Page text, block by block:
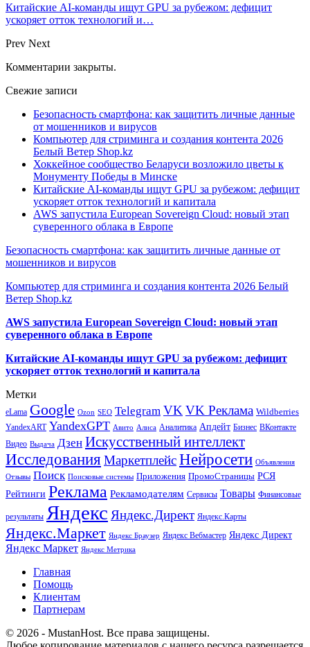
Китайские AI-команды ищут GPU за рубежом: дефицит
ускоряет отток технологий и…
Prev Next
Комментарии закрыты.
Свежие записи
Безопасность смартфона: как защитить личные данные
от мошенников и вирусов
Компьютер для стриминга и создания контента 2026
Белый Ветер Shop.kz
Хоккейное сообщество Беларуси возложило цветы к
Монументу Победы в Минске
Китайские AI-команды ищут GPU за рубежом: дефицит
ускоряет отток технологий и капитала
AWS запустила European Sovereign Cloud: новый этап
суверенного облака в Европе
Безопасность смартфона: как защитить личные данные от
мошенников и вирусов
Компьютер для стриминга и создания контента 2026 Белый
Ветер Shop.kz
AWS запустила European Sovereign Cloud: новый этап
суверенного облака в Европе
Китайские AI-команды ищут GPU за рубежом: дефицит
ускоряет отток технологий и капитала
Метки
eLama Google Ozon SEO Telegram VK VK Реклама Wildberries
YandexART YandexGPT Авито Алиса Аналитика Апдейт Бизнес ВКонтакте
Видео Выдача Дзен Искусственный интеллект
Исследования МаркетплейсНейросети Объявления
Отзывы Поиск Поисковые системы Приложения ПромоСтраницы РСЯ
Рейтинги Реклама Рекламодателям Сервисы Товары Финансовые
результаты Яндекс Яндекс.Директ Яндекс.Карты
Яндекс.Маркет Яндекс Браузер Яндекс Вебмастер Яндекс Директ
Яндекс Маркет Яндекс Метрика
Главная
Помощь
Клиентам
Партнерам
© 2026 - MustanHost. Все права защищены.